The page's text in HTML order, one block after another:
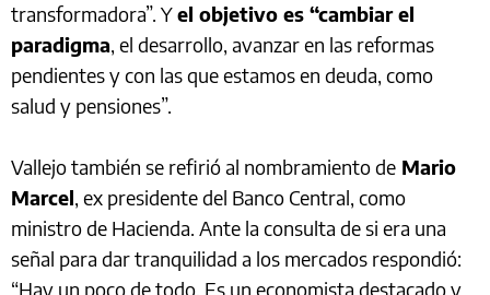
transformadora”. Yel objetivo es “cambiar el
paradigma, el desarrollo, avanzar en las reformas
pendientes y con las que estamos en deuda, como
salud y pensiones”.
Vallejo también se refirió al nombramiento de Mario
Marcel, ex presidente del Banco Central, como
ministro de Hacienda. Ante la consulta de si era una
señal para dar tranquilidad a los mercados respondió:
“Hay un poco de todo. Es un economista destacado y